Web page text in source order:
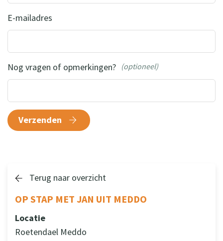
Terug naar overzicht
OP STAP MET JAN UIT MEDDO
Locatie
Roetendael Meddo
E-mailadres
Nog vragen of opmerkingen? (optioneel)
Verzenden